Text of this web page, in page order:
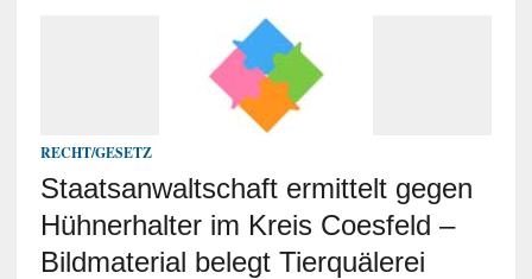
RECHT/GESETZ
Staatsanwaltschaft ermittelt gegen
Hühnerhalter im Kreis Coesfeld –
Bildmaterial belegt Tierquälerei